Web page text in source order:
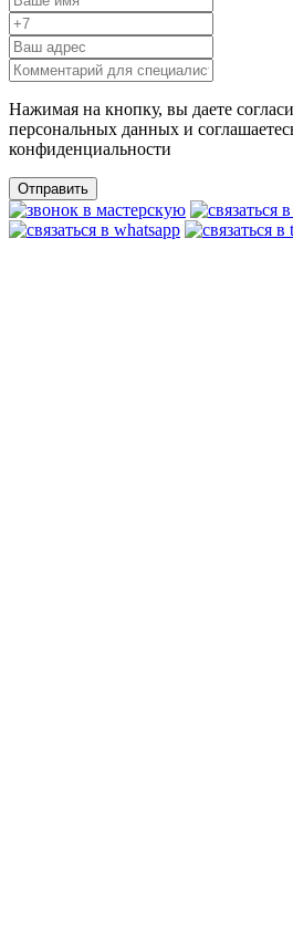
Нажимая на кнопку, вы даете
персональных данных и
конфиденциальности
Отправить